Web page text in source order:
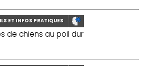
ET INFOS PRATIQUES
de chiens au poil dur